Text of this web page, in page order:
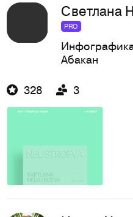
Светлана
PRO
Абакан
328 3